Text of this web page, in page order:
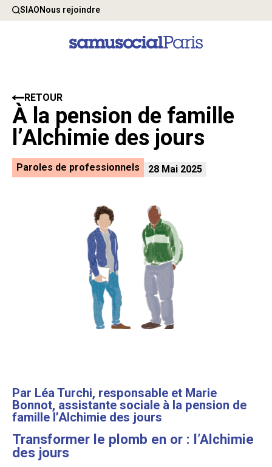
SIAONous rejoindre
À la pension de famille
l’Alchimie des jours
RETOUR
Paroles de professionnels 28 Mai 2025
Par Léa Turchi, responsable et Marie
Bonnot, assistante sociale à la pension de
famille l’Alchimie des jours
Transformer le plomb en or : l’Alchimie
des jours